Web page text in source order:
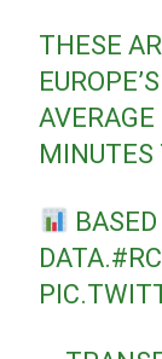
THESE
MINUTES
DATA.